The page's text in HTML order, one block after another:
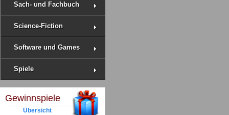
Sach- und Fachbuch
Science-Fiction
Software und Games
Spiele
Gewinnspiele
Übersicht